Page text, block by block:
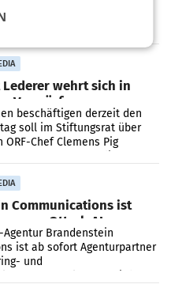
und lieferte weltweit
wehrt sich in
Vorwürfe
beschäftigen derzeit den
soll im Stiftungsrat über
Chef Clemens Pig
Communications ist
von OtterlyAI
Agentur Brandenstein
ist ab sofort Agenturpartner
und